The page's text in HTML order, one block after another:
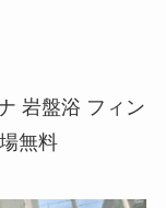
岩盤浴 フィン
無料